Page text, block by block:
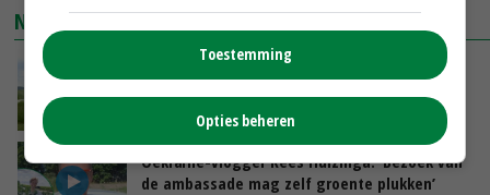
NIEUWSTE VIDEO'S
POAH!: John Deere 7730
VANDAAG, 10:00
Oekraïne-vlogger Kees Huizinga: ‘Bezoek van
de ambassade mag zelf groente plukken’
Toestemming
Opties beheren